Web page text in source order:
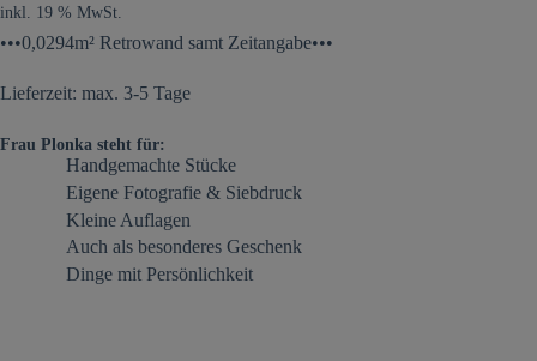
inkl. 19 % MwSt.
•••0,0294m² Retrowand samt Zeitangabe•••
Lieferzeit: max. 3-5 Tage
Frau Plonka steht für:
Handgemachte Stücke
Eigene Fotografie & Siebdruck
Kleine Auflagen
Auch als besonderes Geschenk
Dinge mit Persönlichkeit